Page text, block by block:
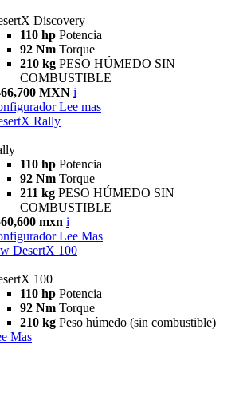
Discovery
110 hp Potencia
92 Nm Torque
210 kg PESO HÚMEDO SIN
COMBUSTIBLE
MXN i
Lee mas
Rally
110 hp Potencia
92 Nm Torque
211 kg PESO HÚMEDO SIN
COMBUSTIBLE
mxn i
Lee Mas
DesertX 100
100
110 hp Potencia
92 Nm Torque
210 kg Peso húmedo (sin combustible)
Mas